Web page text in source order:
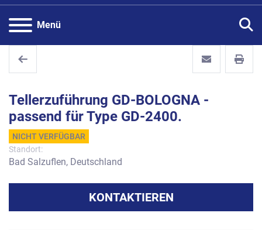
Menü
Tellerzuführung GD-BOLOGNA -
passend für Type GD-2400.
NICHT VERFÜGBAR
Standort:
Bad Salzuflen, Deutschland
KONTAKTIEREN